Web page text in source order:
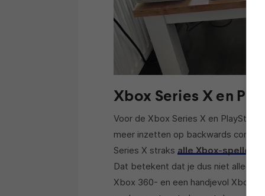
Xbox Series X en
Voor de Xbox Series X en
meer inzetten op backwards
Series X straks alle Xbox-spellen
Dat betekent dat je dus niet alleen
Xbox 360- en een handjevol Xbox-